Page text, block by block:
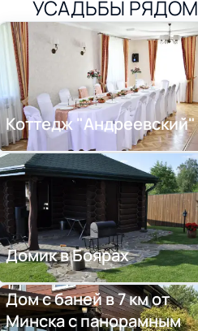
УСАДЬБЫ РЯДОМ
Коттедж "Андреевский"
Домик в Боярах
Дом с баней в 7 км от
Минска с панорамным